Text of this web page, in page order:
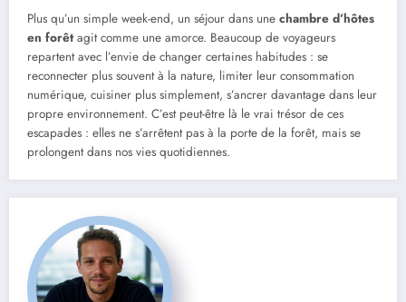
Plus qu’un simple week-end, un séjour dans une chambre d’hôtes
en forêtagit comme une amorce. Beaucoup de voyageurs
repartent avec l’envie de changer certaines habitudes : se
reconnecter plus souvent à la nature, limiter leur consommation
numérique, cuisiner plus simplement, s’ancrer davantage dans leur
propre environnement. C’est peut-être là le vrai trésor de ces
escapades : elles ne s’arrêtent pas à la porte de la forêt, mais se
prolongent dans nos vies quotidiennes.